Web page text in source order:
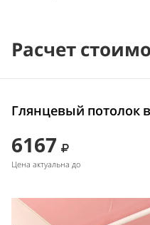
Расчет
Глянцевый потолок
6167
Цена актуальна до